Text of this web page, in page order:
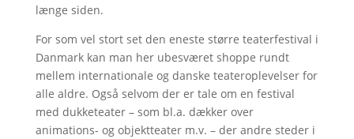
længe siden.
For som vel stort set den eneste større teaterfestival i
Danmark kan man her ubesværet shoppe rundt
mellem internationale og danske teateroplevelser for
alle aldre. Også selvom der er tale om en festival
med dukketeater – som bl.a. dækker over
animations- og objektteater m.v. – der andre steder i